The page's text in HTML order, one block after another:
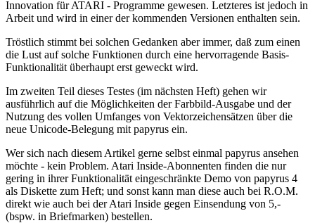
Innovation für ATARI - Programme gewesen. Letzteres ist jedoch in
Arbeit und wird in einer der kommenden Versionen enthalten sein.
Tröstlich stimmt bei solchen Gedanken aber immer, daß zum einen
die Lust auf solche Funktionen durch eine hervorragende Basis-
Funktionalität überhaupt erst geweckt wird.
Im zweiten Teil dieses Testes (im nächsten Heft) gehen wir
ausführlich auf die Möglichkeiten der Farbbild-Ausgabe und der
Nutzung des vollen Umfanges von Vektorzeichensätzen über die
neue Unicode-Belegung mit papyrus ein.
Wer sich nach diesem Artikel gerne selbst einmal papyrus ansehen
möchte - kein Problem. Atari Inside-Abonnenten finden die nur
gering in ihrer Funktionalität eingeschränkte Demo von papyrus 4
als Diskette zum Heft; und sonst kann man diese auch bei R.O.M.
direkt wie auch bei der Atari Inside gegen Einsendung von 5,-
(bspw. in Briefmarken) bestellen.